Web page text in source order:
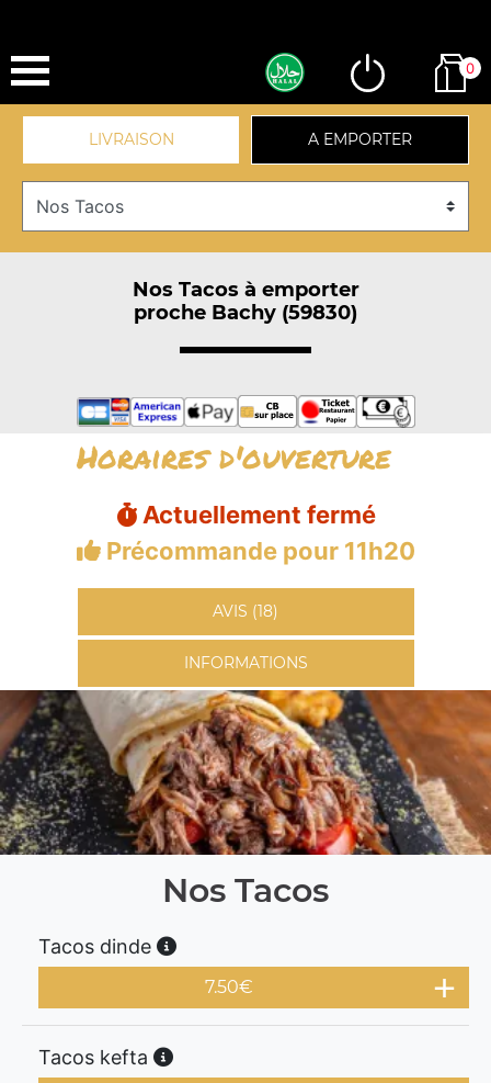
0
LIVRAISON A EMPORTER
Nos Tacos à emporter
proche Bachy (59830)
Horaires d'ouverture
Actuellement fermé
Précommande pour 11h20
AVIS (18)
INFORMATIONS
Nos Tacos
Tacos dinde
7.50€
Tacos kefta